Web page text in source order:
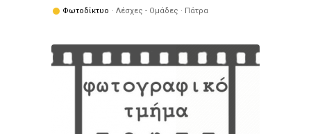
Φωτοδίκτυο · Λέσχες - Ομάδες · Πάτρα